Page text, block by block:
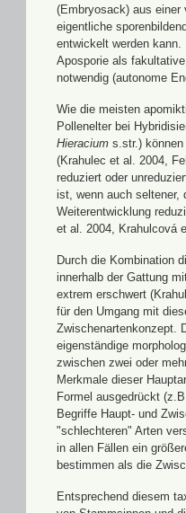
(Embryosack) aus einer
eigentliche
entwickelt werden
Aposporie als
notwendig (autonome
Wie die meisten
Pollenelter bei
Hieracium s.str.)
(Krahulec et al. 2004,
reduziert oder
ist, wenn auch seltener,
Weiterentwicklung
et al. 2004, Krahulcová
Durch die Kombination
innerhalb der Gattung
extrem erschwert
für den Umgang mit
Zwischenartenkonzept.
eigenständige
zwischen zwei oder
Merkmale dieser
Formel ausgedrückt
Begriffe Haupt- und
"schlechteren" Arten
in allen Fällen ein
bestimmen als die
Entsprechend diesem